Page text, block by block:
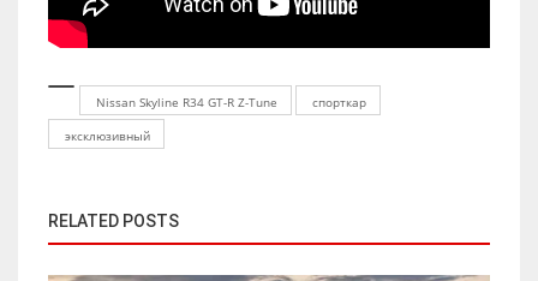
Nissan Skyline R34 GT-R Z-Tune
спорткар
эксклюзивный
RELATED POSTS